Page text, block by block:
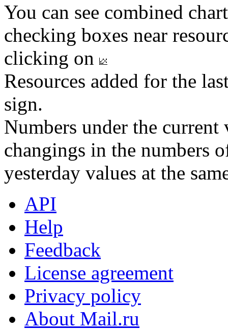
You can see combined
checking boxes near
clicking on
Resources added for the
sign.
Numbers under the
changings in the numbers
yesterday values at the
API
Help
Feedback
License agreement
Privacy policy
About Mail.ru